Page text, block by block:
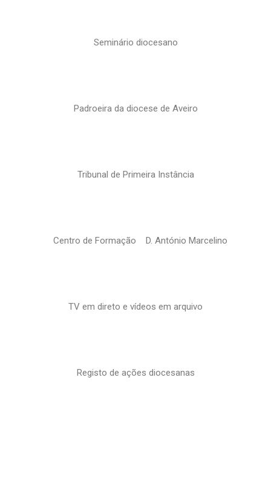
Seminário diocesano
Padroeira da diocese de Aveiro
Tribunal de Primeira Instância
Centro de Formação D. António Marcelino
TV em direto e vídeos em arquivo
Registo de ações diocesanas